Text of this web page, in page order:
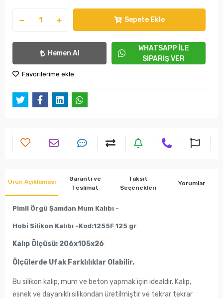
Sepete Ekle
Hemen Al
WHATSAPP İLE
SİPARİŞ VER
Favorilerime ekle
Ürün Açıklaması
Garanti ve
Teslimat
Taksit
Seçenekleri
Yorumlar
Pimli Örgü Şamdan Mum Kalıbı -
Hobi Silikon Kalıbı -Kod:1255F 125 gr
Kalıp Ölçüsü: 206x105x26
Ölçülerde Ufak Farklılıklar Olabilir.
Bu silikon kalıp, mum ve beton yapmak için idealdir. Kalıp,
esnek ve dayanıklı silikondan üretilmiştir ve tekrar tekrar